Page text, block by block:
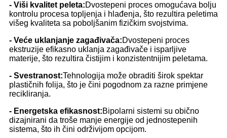
- Viši kvalitet peleta:Dvostepeni proces omogućava bolju
kontrolu procesa topljenja i hlađenja, što rezultira peletima
višeg kvaliteta sa poboljšanim fizičkim svojstvima.
- Veće uklanjanje zagađivača:Dvostepeni proces
ekstruzije efikasno uklanja zagađivače i isparljive
materije, što rezultira čistijim i konzistentnijim peletama.
- Svestranost:Tehnologija može obraditi širok spektar
plastičnih folija, što je čini pogodnom za razne primjene
recikliranja.
- Energetska efikasnost:Bipolarni sistemi su obično
dizajnirani da troše manje energije od jednostepenih
sistema, što ih čini održivijom opcijom.